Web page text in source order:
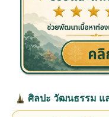
ศิลปะ วัฒนธรรม แ